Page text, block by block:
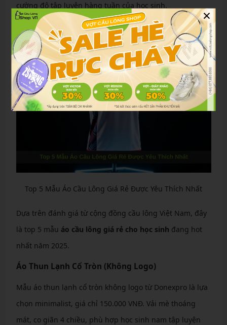
cường độ tập luyện hàng tuần của học sinh.
Top 5 Mẫu Áo Cầu Lông Giá Rẻ Được Yêu Thích
Nhất
Top 5 Mẫu Áo Cầu Lông Giá Rẻ Được Yêu Thích Nhất
Dựa trên đánh giá từ cộng đồng cầu lông Việt Nam, đây
là top 5 mẫu áo cầu lông giá rẻ cho học sinh đang hot
nhất năm 2025.
Áo Thun Lạnh Cổ Tròn (Không Logo)
Mẫu áo thun lạnh cổ tròn không logo từ Donexpro là lựa
chọn minimalist, giá chỉ 150.000 VNĐ. Vải mè thoáng
mát, co giãn 4 chiều, phù hợp học sinh nam tập luyện
×